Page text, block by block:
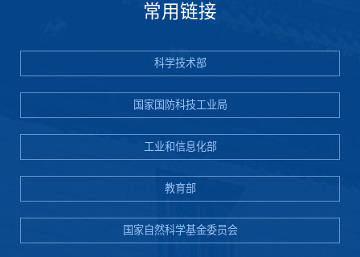
常用链接
科学技术部
国家国防科技工业局
工业和信息化部
教育部
国家自然科学基金委员会